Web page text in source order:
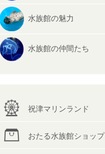
水族館の魅力
水族館の仲間たち
祝津マリンランド
おたる水族館ショップ